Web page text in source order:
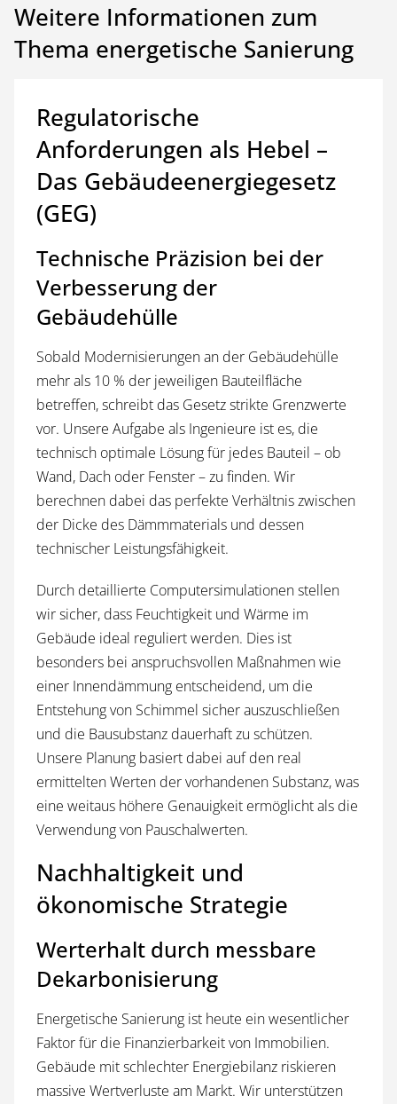
Weitere Informationen zum
Thema energetische Sanierung
Regulatorische
Anforderungen als Hebel –
Das Gebäudeenergiegesetz
(GEG)
Technische Präzision bei der
Verbesserung der
Gebäudehülle
Sobald Modernisierungen an der Gebäudehülle
mehr als 10 % der jeweiligen Bauteilfläche
betreffen, schreibt das Gesetz strikte Grenzwerte
vor. Unsere Aufgabe als Ingenieure ist es, die
technisch optimale Lösung für jedes Bauteil – ob
Wand, Dach oder Fenster – zu finden. Wir
berechnen dabei das perfekte Verhältnis zwischen
der Dicke des Dämmmaterials und dessen
technischer Leistungsfähigkeit.
Durch detaillierte Computersimulationen stellen
wir sicher, dass Feuchtigkeit und Wärme im
Gebäude ideal reguliert werden. Dies ist
besonders bei anspruchsvollen Maßnahmen wie
einer Innendämmung entscheidend, um die
Entstehung von Schimmel sicher auszuschließen
und die Bausubstanz dauerhaft zu schützen.
Unsere Planung basiert dabei auf den real
ermittelten Werten der vorhandenen Substanz, was
eine weitaus höhere Genauigkeit ermöglicht als die
Verwendung von Pauschalwerten.
Nachhaltigkeit und
ökonomische Strategie
Werterhalt durch messbare
Dekarbonisierung
Energetische Sanierung ist heute ein wesentlicher
Faktor für die Finanzierbarkeit von Immobilien.
Gebäude mit schlechter Energiebilanz riskieren
massive Wertverluste am Markt. Wir unterstützen